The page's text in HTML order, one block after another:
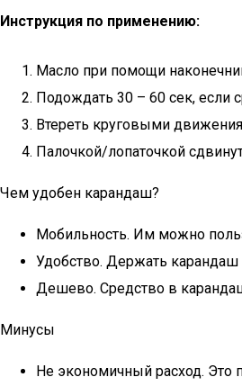
Инструкция по применению:
Масло при помощи
Подождать 30 – 60 сек, если
Втереть круговыми
Палочкой/лопаточкой
Чем удобен карандаш?
Мобильность. Им можно
Удобство. Держать карандаш
Дешево. Средство в
Минусы
Не экономичный расход. Это